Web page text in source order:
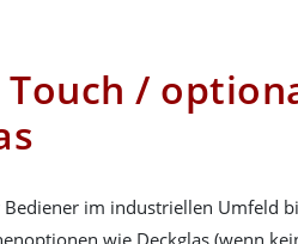
Touch /
im industriellen Umfeld